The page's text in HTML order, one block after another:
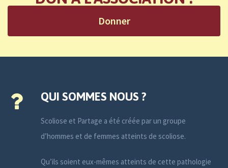
Donner
QUI SOMMES NOUS ?
Scoliose et Partage a été créée par un groupe
d’hommes et de femmes atteints de scoliose.
Qu’ils soient eux-mêmes atteints de cette pathologie